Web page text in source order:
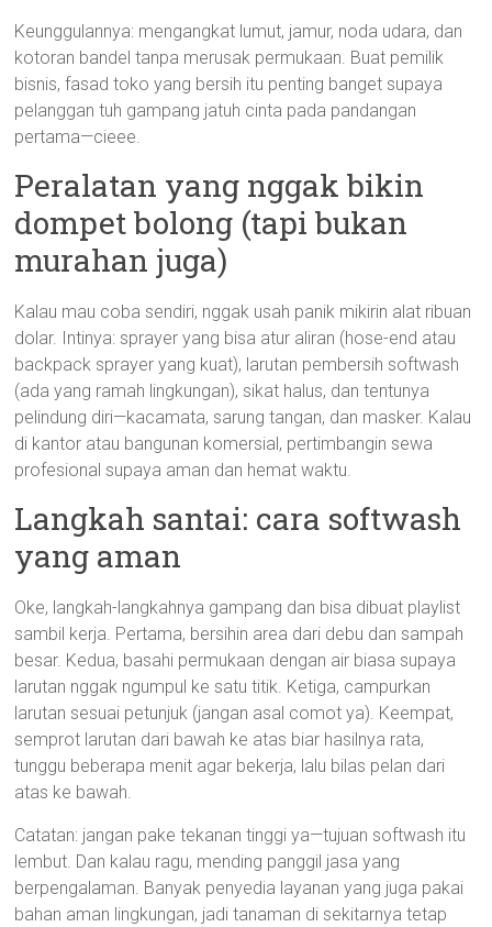
Keunggulannya: mengangkat lumut, jamur, noda udara, dan
kotoran bandel tanpa merusak permukaan. Buat pemilik
bisnis, fasad toko yang bersih itu penting banget supaya
pelanggan tuh gampang jatuh cinta pada pandangan
pertama—cieee.
Peralatan yang nggak bikin
dompet bolong (tapi bukan
murahan juga)
Kalau mau coba sendiri, nggak usah panik mikirin alat ribuan
dolar. Intinya: sprayer yang bisa atur aliran (hose-end atau
backpack sprayer yang kuat), larutan pembersih softwash
(ada yang ramah lingkungan), sikat halus, dan tentunya
pelindung diri—kacamata, sarung tangan, dan masker. Kalau
di kantor atau bangunan komersial, pertimbangin sewa
profesional supaya aman dan hemat waktu.
Langkah santai: cara softwash
yang aman
Oke, langkah-langkahnya gampang dan bisa dibuat playlist
sambil kerja. Pertama, bersihin area dari debu dan sampah
besar. Kedua, basahi permukaan dengan air biasa supaya
larutan nggak ngumpul ke satu titik. Ketiga, campurkan
larutan sesuai petunjuk (jangan asal comot ya). Keempat,
semprot larutan dari bawah ke atas biar hasilnya rata,
tunggu beberapa menit agar bekerja, lalu bilas pelan dari
atas ke bawah.
Catatan: jangan pake tekanan tinggi ya—tujuan softwash itu
lembut. Dan kalau ragu, mending panggil jasa yang
berpengalaman. Banyak penyedia layanan yang juga pakai
bahan aman lingkungan, jadi tanaman di sekitarnya tetap